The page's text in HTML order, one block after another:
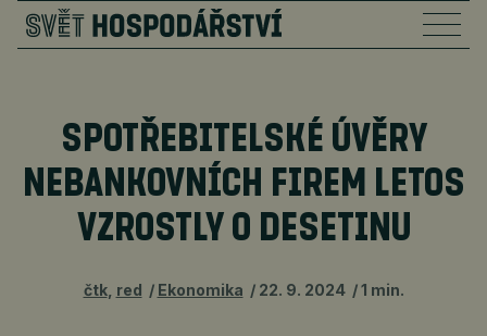
SPOTŘEBITELSKÉ ÚVĚRY
NEBANKOVNÍCH FIREM LETOS
VZROSTLY O DESETINU
čtk, red Ekonomika 22. 9. 2024 1 min.